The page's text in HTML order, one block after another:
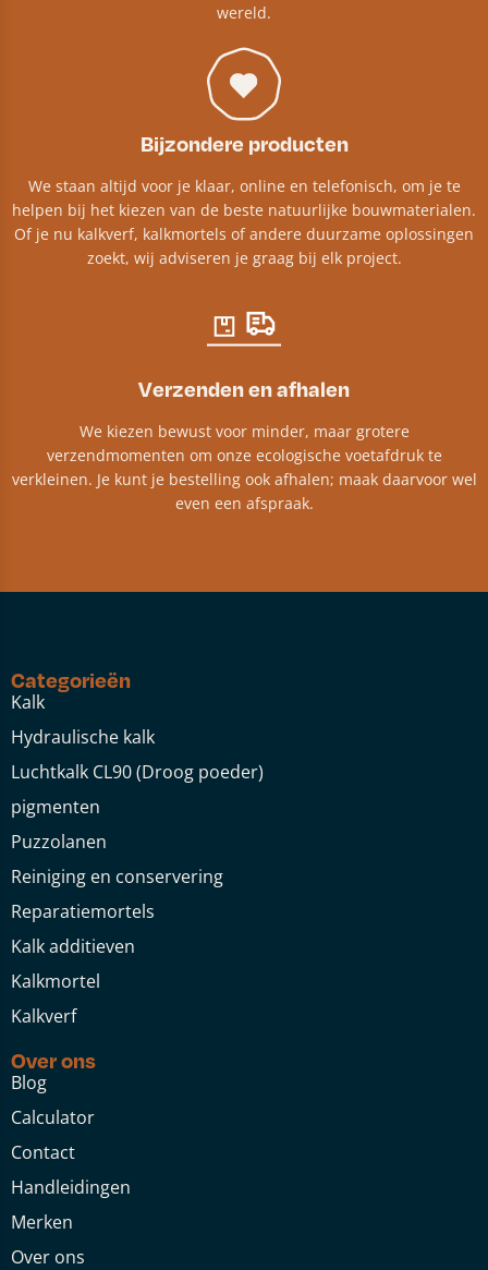
wereld.
Bijzondere producten
We staan altijd voor je klaar, online en telefonisch, om je te
helpen bij het kiezen van de beste natuurlijke bouwmaterialen.
Of je nu kalkverf, kalkmortels of andere duurzame oplossingen
zoekt, wij adviseren je graag bij elk project.​
Verzenden en afhalen
We kiezen bewust voor minder, maar grotere
verzendmomenten om onze ecologische voetafdruk te
verkleinen. Je kunt je bestelling ook afhalen; maak daarvoor wel
even een afspraak.
Categorieën
Kalk
Hydraulische kalk
Luchtkalk CL90 (Droog poeder)
pigmenten
Puzzolanen
Reiniging en conservering
Reparatiemortels
Kalk additieven
Kalkmortel
Kalkverf
Over ons
Blog
Calculator
Contact
Handleidingen
Merken
Over ons